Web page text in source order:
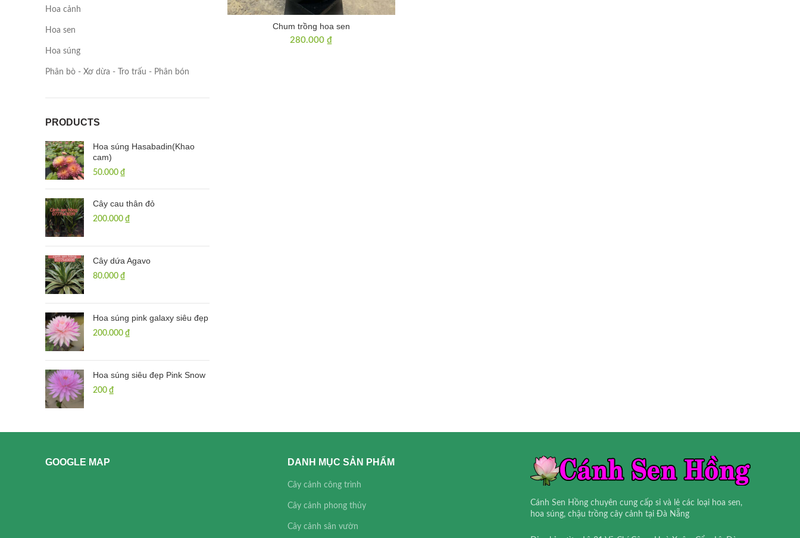
Hoa cảnh
Hoa sen
Hoa súng
Phân bò - Xơ dừa - Tro trấu - Phân bón
PRODUCTS
Hoa súng Hasabadin(Khao
cam)
50.000 ₫
Cây cau thân đỏ
200.000 ₫
Cây dứa Agavo
80.000 ₫
Hoa súng pink galaxy siêu đẹp
200.000 ₫
Hoa súng siêu đẹp Pink Snow
200 ₫
Chum trồng hoa sen
280.000₫
GOOGLE MAP DANH MỤC SẢN PHẨM
Cây cảnh công trình
Cây cảnh phong thủy
Cây cảnh sân vườn
Cánh Sen Hồng chuyên cung cấp sỉ và lẻ các loại hoa sen,
hoa súng, chậu trồng cây cảnh tại Đà Nẵng